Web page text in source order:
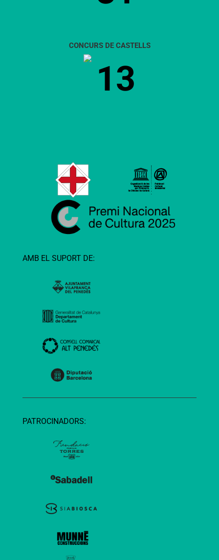
CONCURS DE CASTELLS
13
AMB EL SUPORT DE:
PATROCINADORS: